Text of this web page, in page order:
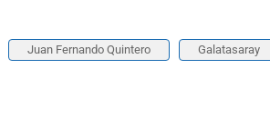
Juan Fernando Quintero Galatasaray